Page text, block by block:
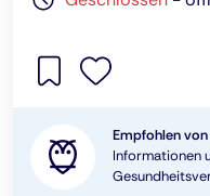
Empfohlen
Informationen